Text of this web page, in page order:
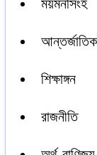
ময়মনসিংহ
আন্তর্জাতিক
শিক্ষাঙ্গন
রাজনীতি